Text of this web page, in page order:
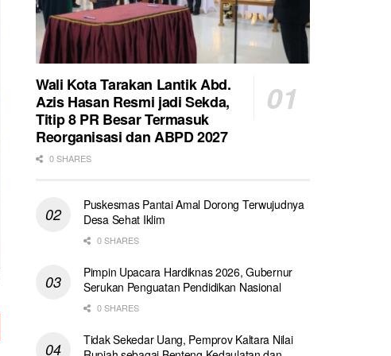
Wali Kota Tarakan Lantik Abd.
Azis Hasan Resmi jadi Sekda,
Titip 8 PR Besar Termasuk
Reorganisasi dan ABPD 2027
0 SHARES
Puskesmas Pantai Amal Dorong Terwujudnya
Desa Sehat Iklim
0 SHARES
Pimpin Upacara Hardiknas 2026, Gubernur
Serukan Penguatan Pendidikan Nasional
0 SHARES
Tidak Sekedar Uang, Pemprov Kaltara Nilai